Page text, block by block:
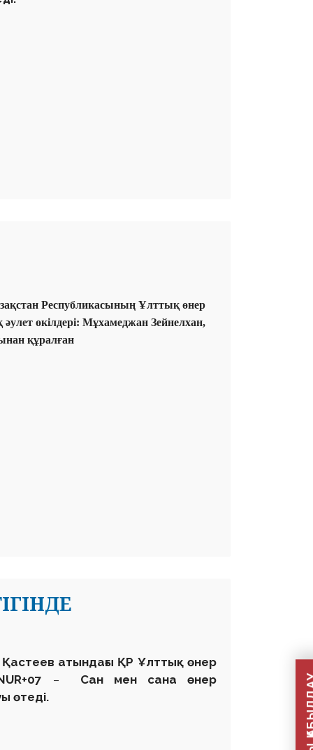
Республикасының Ұлттық өнер
өкілдері: Мұхамеджан Зейнелхан,
құралған
Қастеев атындағы ҚР Ұлттық өнер
– Сан мен сана өнер
өтеді.